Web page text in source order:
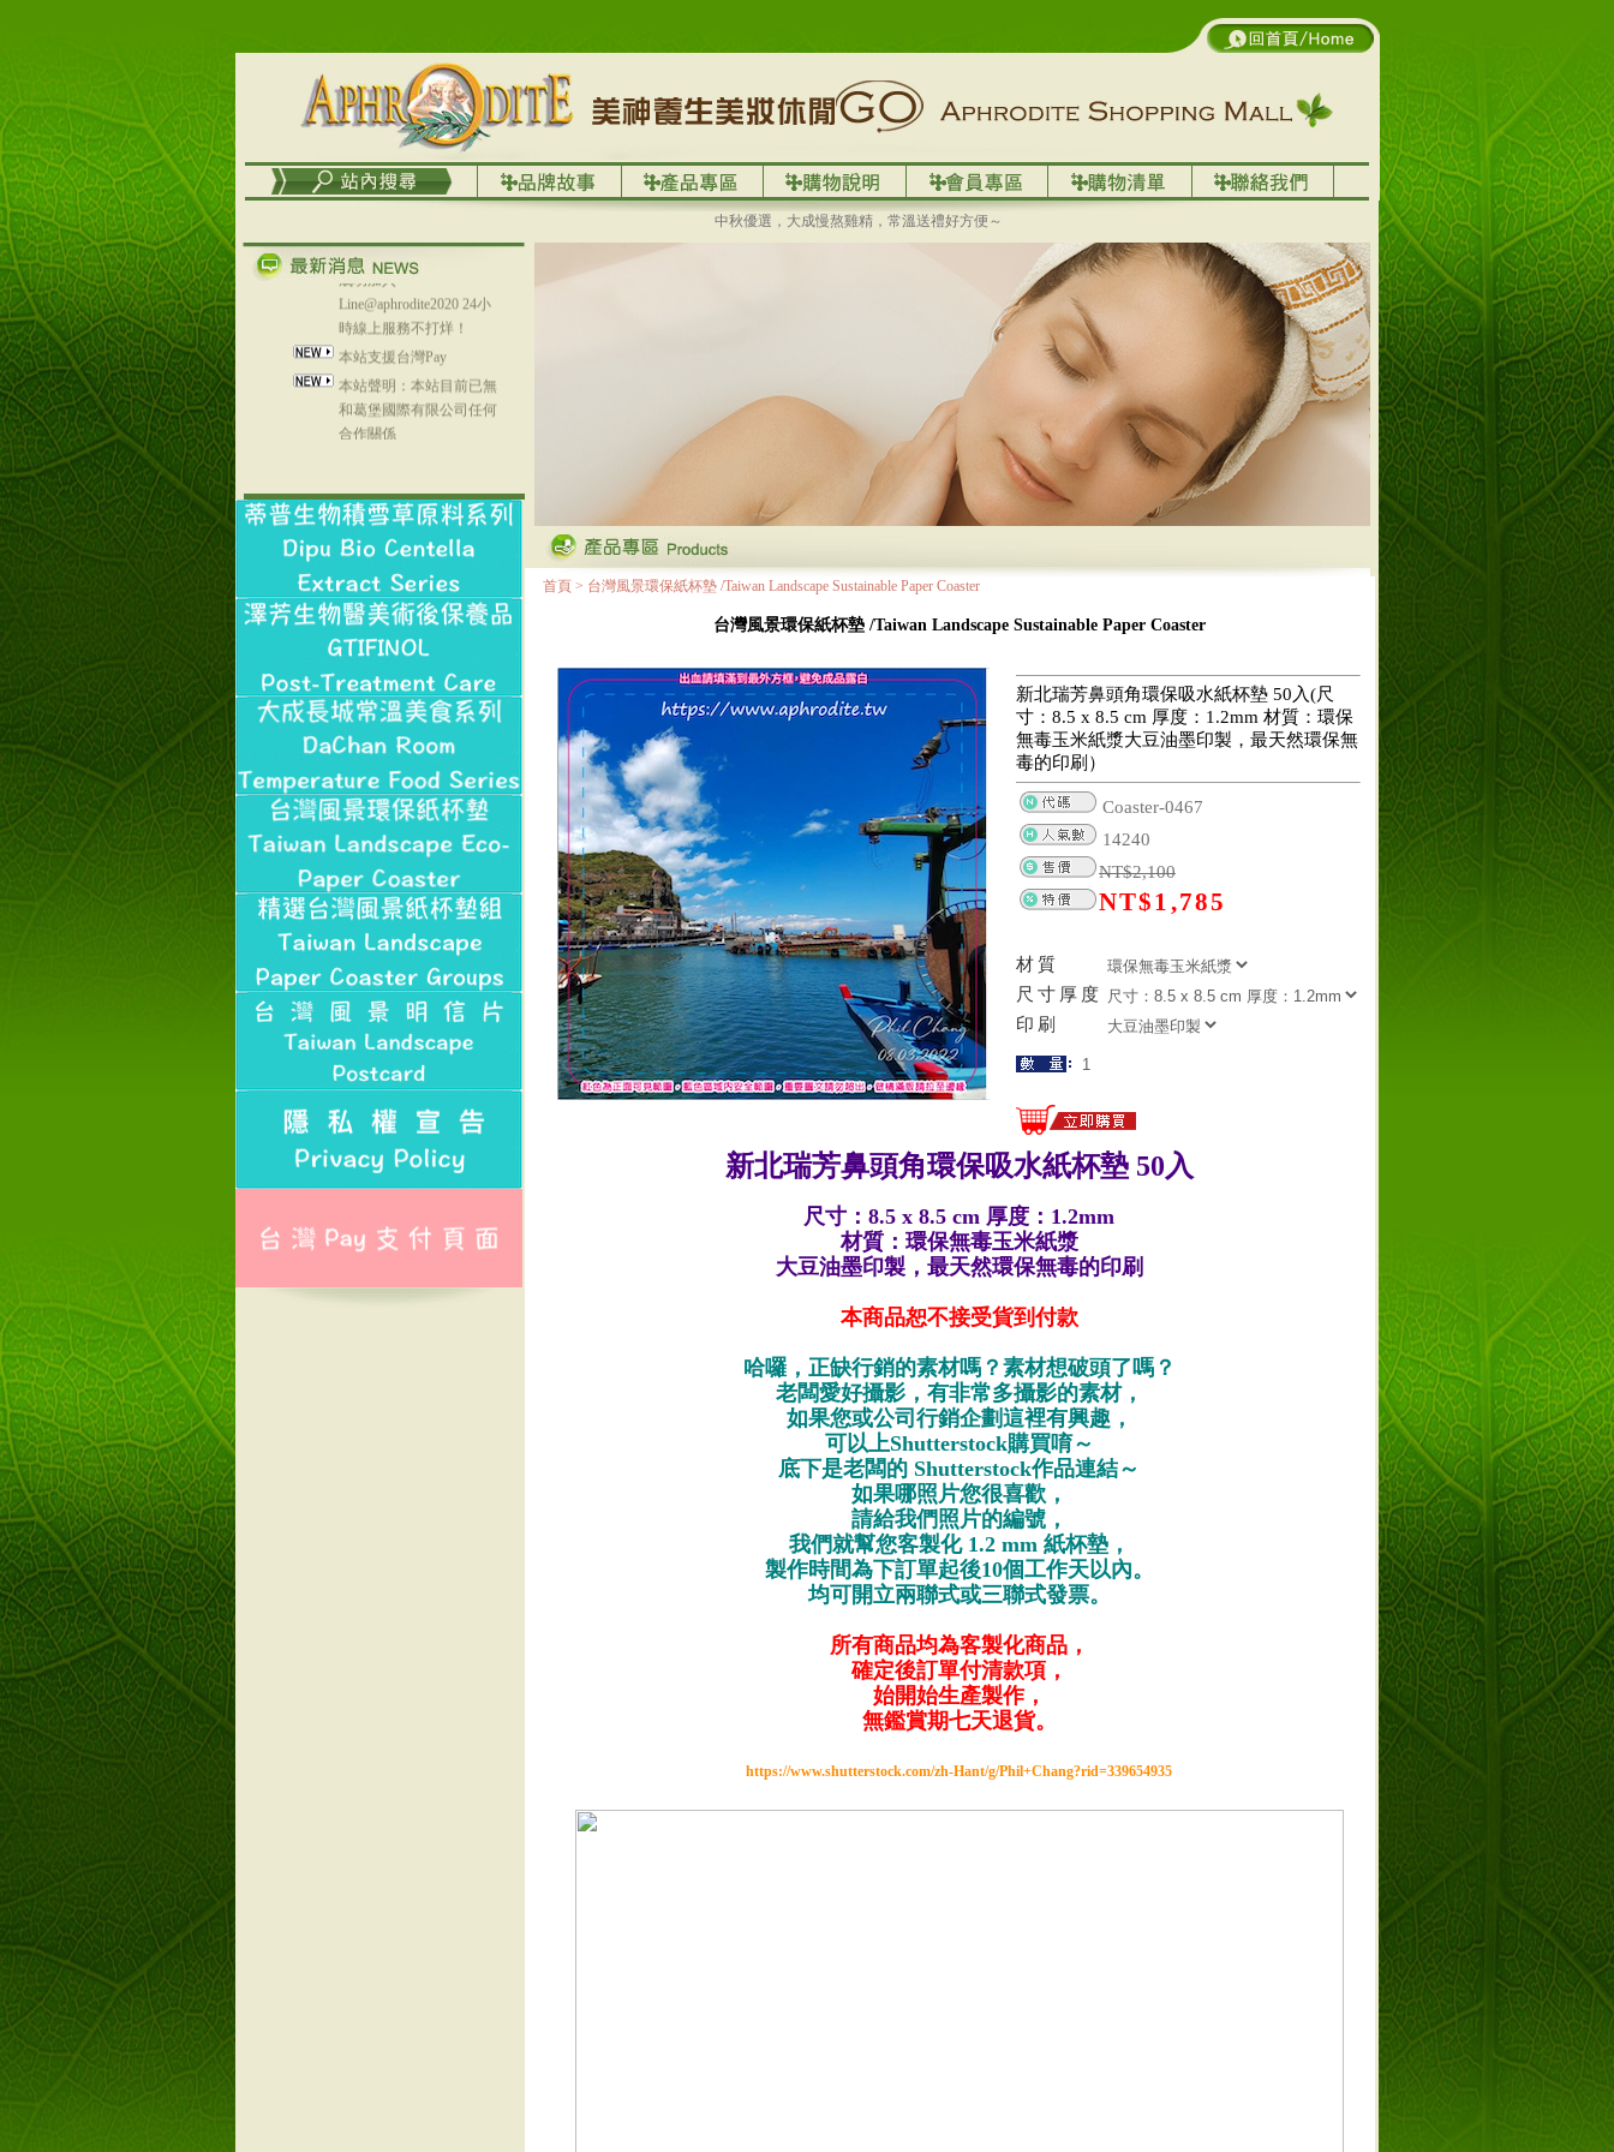
中秋優選，大成慢熬雞精，常溫送禮好方便～
列，可以郵寄至部分亞太
地區～
在外租屋者、居住處無管
理員、不方便在工作地點
取件者，歡迎多多使用
【郵局i郵箱】的服務喔～
【i郵箱】設立的地點，請
成功加入
Line@aphrodite2020 24小
時線上服務不打烊！
本站支援台灣Pay
本站聲明：本站目前已無
和葛堡國際有限公司任何
合作關係
本站支援支付宝
陆运费不限重量，调降为
NT$320(RMB￥71.00)
首頁 > 台灣風景環保紙杯墊 /Taiwan Landscape Sustainable Paper Coaster
台灣風景環保紙杯墊 /Taiwan Landscape Sustainable Paper Coaster
新北瑞芳鼻頭角環保吸水紙杯墊 50入(尺
寸：8.5 x 8.5 cm 厚度：1.2mm 材質：環保
無毒玉米紙漿大豆油墨印製，最天然環保無
毒的印刷）
Coaster-0467
14240
NT$2,100
NT$1,785
材質
尺寸厚度
印刷
新北瑞芳鼻頭角環保吸水紙杯墊 50入
尺寸：8.5 x 8.5 cm 厚度：1.2mm
材質：環保無毒玉米紙漿
大豆油墨印製，最天然環保無毒的印刷
本商品恕不接受貨到付款
哈囉，正缺行銷的素材嗎？素材想破頭了嗎？
老闆愛好攝影，有非常多攝影的素材，
如果您或公司行銷企劃這裡有興趣，
可以上Shutterstock購買唷～
底下是老闆的 Shutterstock作品連結～
如果哪照片您很喜歡，
請給我們照片的編號，
我們就幫您客製化 1.2 mm 紙杯墊，
製作時間為下訂單起後10個工作天以內。
均可開立兩聯式或三聯式發票。
所有商品均為客製化商品，
確定後訂單付清款項，
始開始生產製作，
無鑑賞期七天退貨。
https://www.shutterstock.com/zh-Hant/g/Phil+Chang?rid=339654935